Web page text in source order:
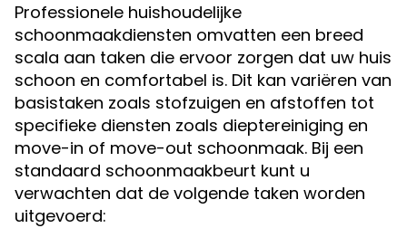
Professionele huishoudelijke
schoonmaakdiensten omvatten een breed
scala aan taken die ervoor zorgen dat uw huis
schoon en comfortabel is. Dit kan variëren van
basistaken zoals stofzuigen en afstoffen tot
specifieke diensten zoals dieptereiniging en
move-in of move-out schoonmaak. Bij een
standaard schoonmaakbeurt kunt u
verwachten dat de volgende taken worden
uitgevoerd: